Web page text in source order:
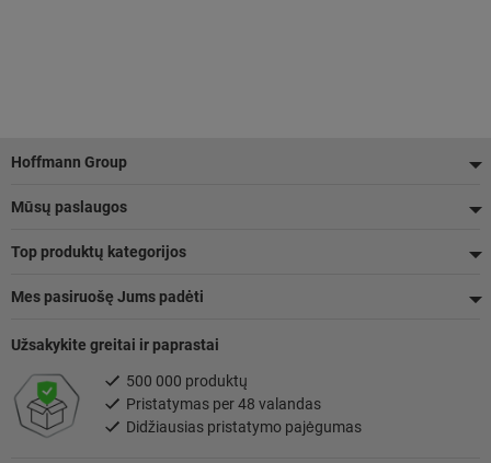
Poraštė
Hoffmann Group
Mūsų paslaugos
Top produktų kategorijos
Mes pasiruošę Jums padėti
Užsakykite greitai ir paprastai
500 000 produktų
Pristatymas per 48 valandas
Didžiausias pristatymo pajėgumas